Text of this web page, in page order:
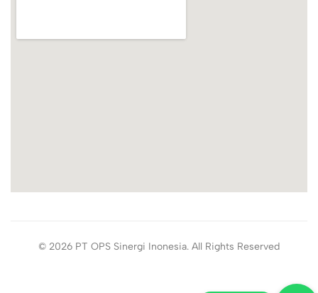
© 2026 PT OPS Sinergi Inonesia. All Rights Reserved